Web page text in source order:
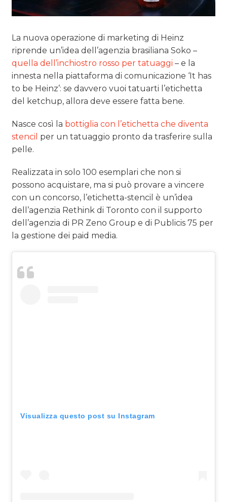
La nuova operazione di marketing di Heinz
riprende un’idea dell’agenzia brasiliana Soko –
quella dell’inchiostro rosso per tatuaggi – e la
innesta nella piattaforma di comunicazione ‘It has
to be Heinz’: se davvero vuoi tatuarti l’etichetta
del ketchup, allora deve essere fatta bene.
Nasce così la bottiglia con l’etichetta che diventa
stencil per un tatuaggio pronto da trasferire sulla
pelle.
Realizzata in solo 100 esemplari che non si
possono acquistare, ma si può provare a vincere
con un concorso, l’etichetta-stencil è un’idea
dell’agenzia Rethink di Toronto con il supporto
dell’agenzia di PR Zeno Group e di Publicis 75 per
la gestione dei paid media.
Visualizza questo post su Instagram